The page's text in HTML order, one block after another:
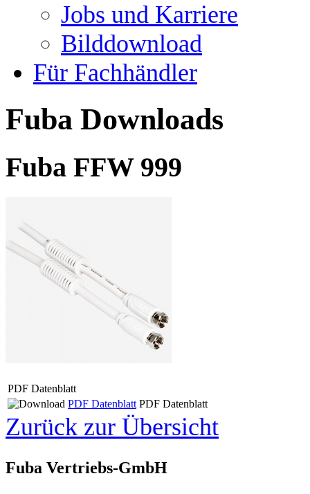
Jobs und Karriere
Bilddownload
Für Fachhändler
Fuba Downloads
Fuba FFW 999
PDF Datenblatt
PDF Datenblatt PDF Datenblatt
Zurück zur Übersicht
Fuba Vertriebs-GmbH